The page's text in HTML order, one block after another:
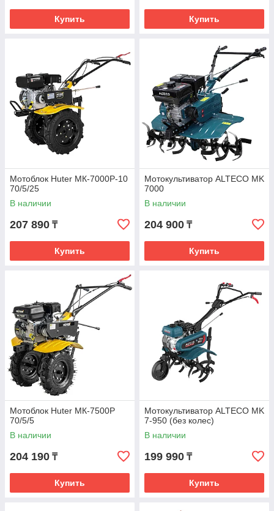
Купить Купить
Мотоблок Huter МК-7000Р-10
70/5/25
В наличии
207 890 ₸
Купить
Мотокультиватор ALTECO MK
7000
В наличии
204 900 ₸
Купить
Мотоблок Huter МК-7500P
70/5/5
В наличии
204 190 ₸
Купить
Мотокультиватор ALTECO MK
7-950 (без колес)
В наличии
199 990 ₸
Купить